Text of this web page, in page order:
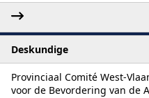
Deskundige
Provinciaal Comité West-
voor de Bevordering van de